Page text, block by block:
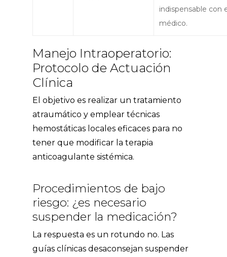
indispensable con
médico.
Manejo Intraoperatorio:
Protocolo de Actuación
Clínica
El objetivo es realizar un tratamiento
atraumático y emplear técnicas
hemostáticas locales eficaces para no
tener que modificar la terapia
anticoagulante sistémica.
Procedimientos de bajo
riesgo: ¿es necesario
suspender la medicación?
La respuesta es un rotundo no. Las
guías clínicas desaconsejan suspender